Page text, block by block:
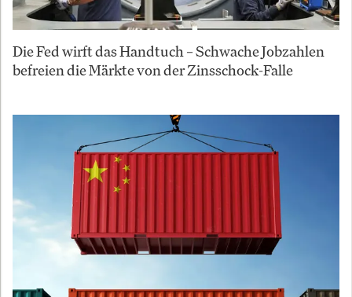
Die Fed wirft das Handtuch – Schwache Jobzahlen
befreien die Märkte von der Zinsschock-Falle